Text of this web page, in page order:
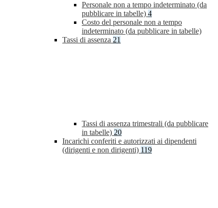
Personale non a tempo indeterminato (da
pubblicare in tabelle) 4
Costo del personale non a tempo
indeterminato (da pubblicare in tabelle)
Tassi di assenza 21
Tassi di assenza trimestrali (da pubblicare
in tabelle) 20
Incarichi conferiti e autorizzati ai dipendenti
(dirigenti e non dirigenti) 119